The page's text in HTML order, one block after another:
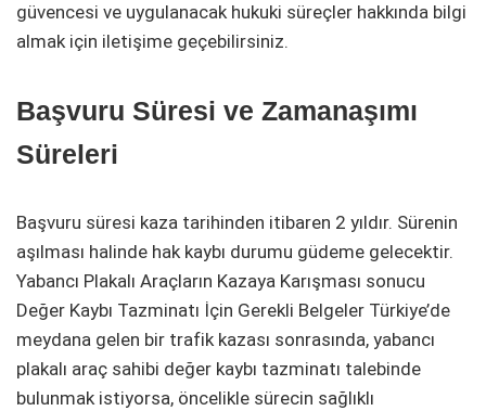
güvencesi ve uygulanacak hukuki süreçler hakkında bilgi
almak için iletişime geçebilirsiniz.
Başvuru Süresi ve Zamanaşımı
Süreleri
Başvuru süresi kaza tarihinden itibaren 2 yıldır. Sürenin
aşılması halinde hak kaybı durumu güdeme gelecektir.
Yabancı Plakalı Araçların Kazaya Karışması sonucu
Değer Kaybı Tazminatı İçin Gerekli Belgeler Türkiye’de
meydana gelen bir trafik kazası sonrasında, yabancı
plakalı araç sahibi değer kaybı tazminatı talebinde
bulunmak istiyorsa, öncelikle sürecin sağlıklı